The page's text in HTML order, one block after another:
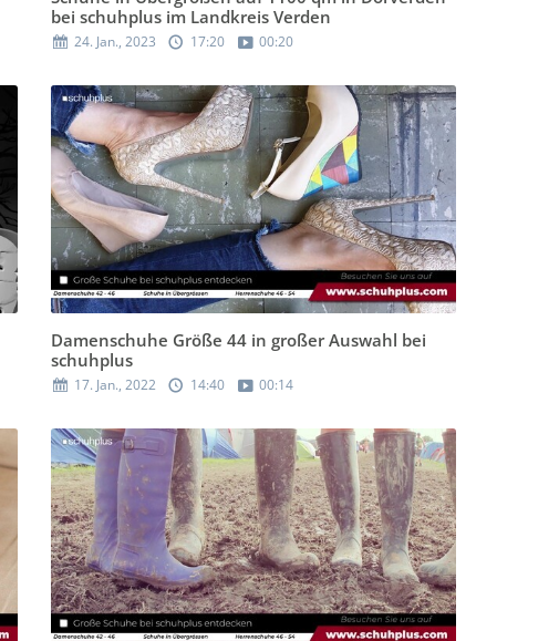
bei schuhplus im Landkreis Verden
24. Jan., 2023 17:20 00:20
Damenschuhe Größe 44 in großer Auswahl bei
schuhplus
17. Jan., 2022 14:40 00:14